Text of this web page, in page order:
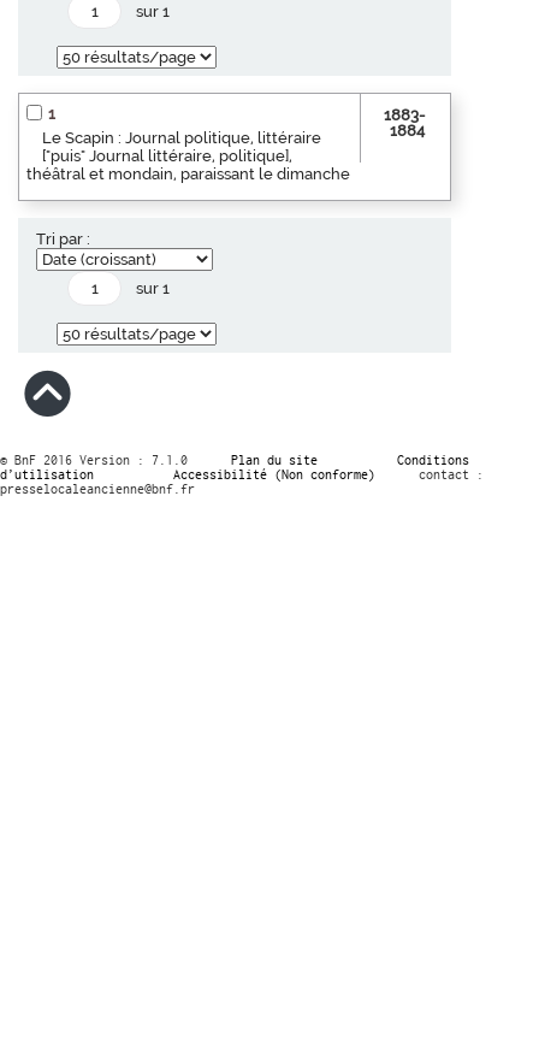
sur 1
1
Le Scapin : Journal politique, littéraire
["puis" Journal littéraire, politique],
théâtral et mondain, paraissant le dimanche
1883-
1884
Tri par :
sur 1
© BnF 2016 Version : 7.1.0 Plan du site
Conditions
d’utilisation
Accessibilité (Non conforme)
contact :
presselocaleancienne@bnf.fr